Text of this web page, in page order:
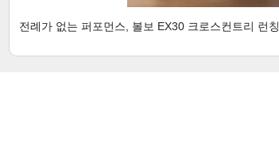
전례가 없는 퍼포먼스, 볼보 EX30 크로스컨트리 런칭